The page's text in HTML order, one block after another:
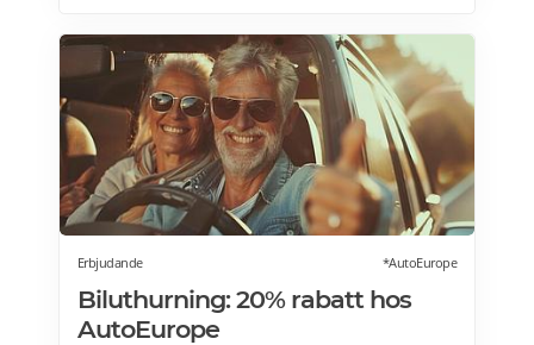
mer om pensionärsrabatter och
erbjudanden på Viking Line här.
Erbjudande *AutoEurope
Biluthurning: 20% rabatt hos
AutoEurope